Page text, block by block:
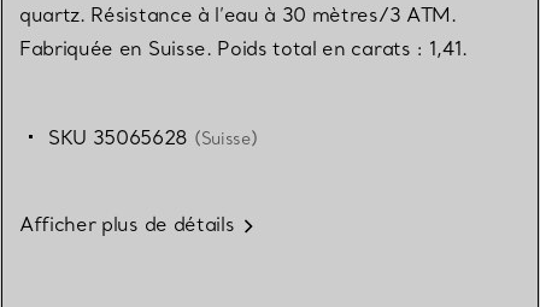
quartz. Résistance à l’eau à 30 mètres/3 ATM.
Fabriquée en Suisse. Poids total en carats : 1,41.
SKU 35065628 (Suisse)
Afficher plus de détails